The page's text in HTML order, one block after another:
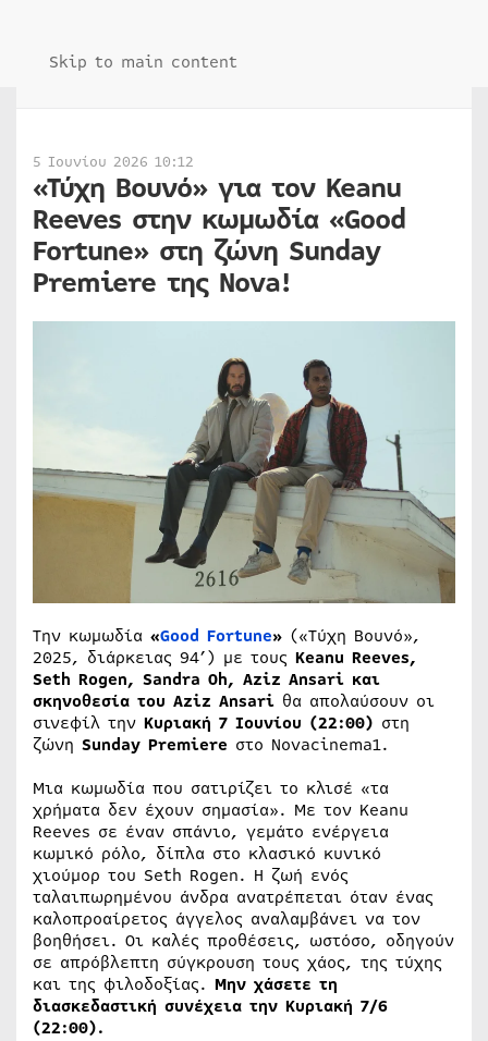
Skip to main content
5 Ιουνίου 2026 10:12
«Τύχη Βουνό» για τον Keanu
Reeves στην κωμωδία «Good
Fortune» στη ζώνη Sunday
Premiere της Nova!
Την κωμωδία «Good Fortune» («Τύχη Βουνό»,
2025, διάρκειας 94’) με τους Keanu Reeves,
Seth Rogen, Sandra Oh, Aziz Ansari και
σκηνοθεσία του Aziz Ansari θα απολαύσουν οι
σινεφίλ την Κυριακή 7 Ιουνίου (22:00) στη
ζώνη Sunday Premiere στο Novacinema1.
Μια κωμωδία που σατιρίζει το κλισέ «τα
χρήματα δεν έχουν σημασία». Με τον Keanu
Reeves σε έναν σπάνιο, γεμάτο ενέργεια
κωμικό ρόλο, δίπλα στο κλασικό κυνικό
χιούμορ του Seth Rogen. Η ζωή ενός
ταλαιπωρημένου άνδρα ανατρέπεται όταν ένας
καλοπροαίρετος άγγελος αναλαμβάνει να τον
βοηθήσει. Οι καλές προθέσεις, ωστόσο, οδηγούν
σε απρόβλεπτη σύγκρουση τους χάος, της τύχης
και της φιλοδοξίας. Μην χάσετε τη
διασκεδαστική συνέχεια την Κυριακή 7/6
(22:00).